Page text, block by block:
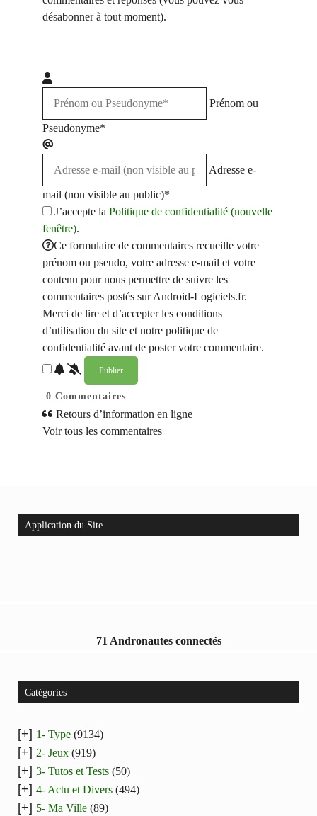
désabonner à tout moment).
Prénom ou
Pseudonyme*
Adresse e-
mail (non visible au public)*
J’accepte la Politique de confidentialité (nouvelle
fenêtre).
Ce formulaire de commentaires recueille votre
prénom ou pseudo, votre adresse e-mail et votre
contenu pour nous permettre de suivre les
commentaires postés sur Android-Logiciels.fr.
Merci de lire et d’accepter les conditions
d’utilisation du site et notre politique de
confidentialité avant de poster votre commentaire.
0 Commentaires
Retours d’information en ligne
Voir tous les commentaires
Application du Site
71 Andronautes connectés
Catégories
[+] 1- Type (9134)
[+] 2- Jeux (919)
[+] 3- Tutos et Tests (50)
[+] 4- Actu et Divers (494)
[+] 5- Ma Ville (89)